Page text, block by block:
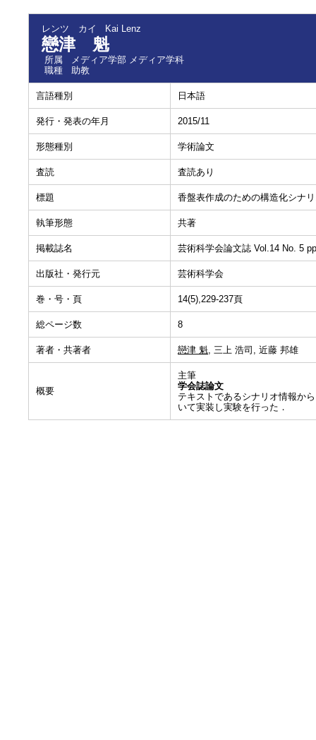
レンツ カイ Kai Lenz
戀津 魁
所属
メディア学部 メディア学科
職種
助教
言語種別 日本語
発行・発表の年月 2015/11
形態種別 学術論文
査読 査読あり
標題 香盤表作成のための構造化シナ
執筆形態 共著
掲載誌名 芸術科学会論文誌 Vol.14 No. 5
出版社・発行元 芸術科学会
巻・号・頁 14(5),229-237頁
総ページ数 8
著者・共著者 戀津 魁, 三上 浩司, 近藤 邦雄
概要
主筆
学会誌論文
テキストであるシナリオ情報か
いて実装し実験を行った．